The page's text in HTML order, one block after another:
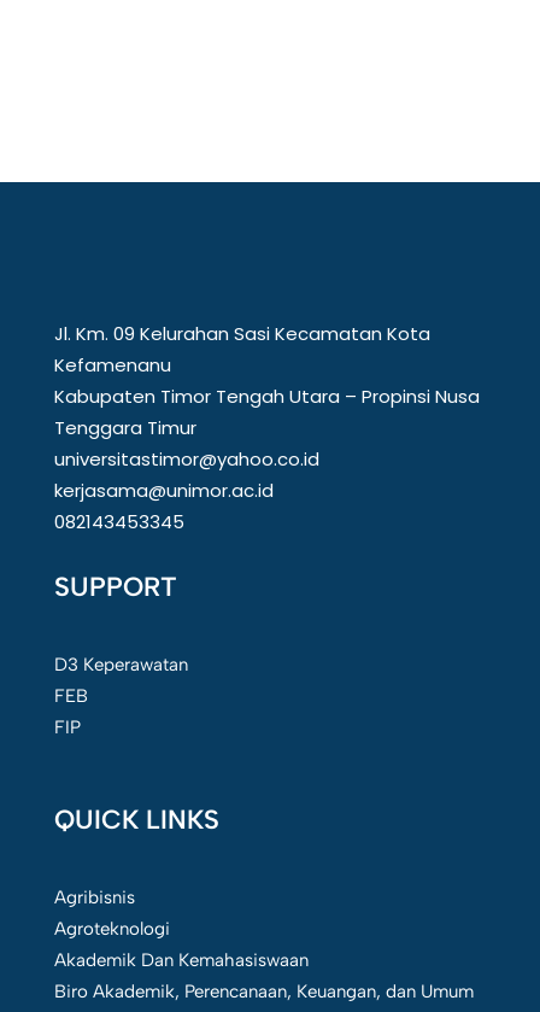
Jl. Km. 09 Kelurahan Sasi Kecamatan Kota
Kefamenanu
Kabupaten Timor Tengah Utara – Propinsi Nusa
Tenggara Timur
universitastimor@yahoo.co.id
kerjasama@unimor.ac.id
082143453345
SUPPORT
D3 Keperawatan
FEB
FIP
QUICK LINKS
Agribisnis
Agroteknologi
Akademik Dan Kemahasiswaan
Biro Akademik, Perencanaan, Keuangan, dan Umum